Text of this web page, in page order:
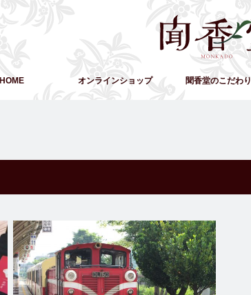
HOME オンラインショップ 聞香堂のこだわり